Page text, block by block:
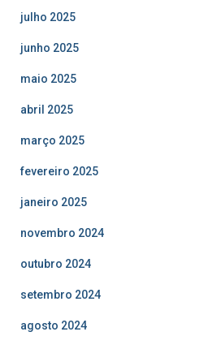
julho 2025
junho 2025
maio 2025
abril 2025
março 2025
fevereiro 2025
janeiro 2025
novembro 2024
outubro 2024
setembro 2024
agosto 2024